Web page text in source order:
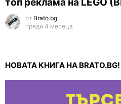
топ реклама на LEGO
от Brato.bg
преди 4 месеца
НОВАТА КНИГА НА BRATO.BG!